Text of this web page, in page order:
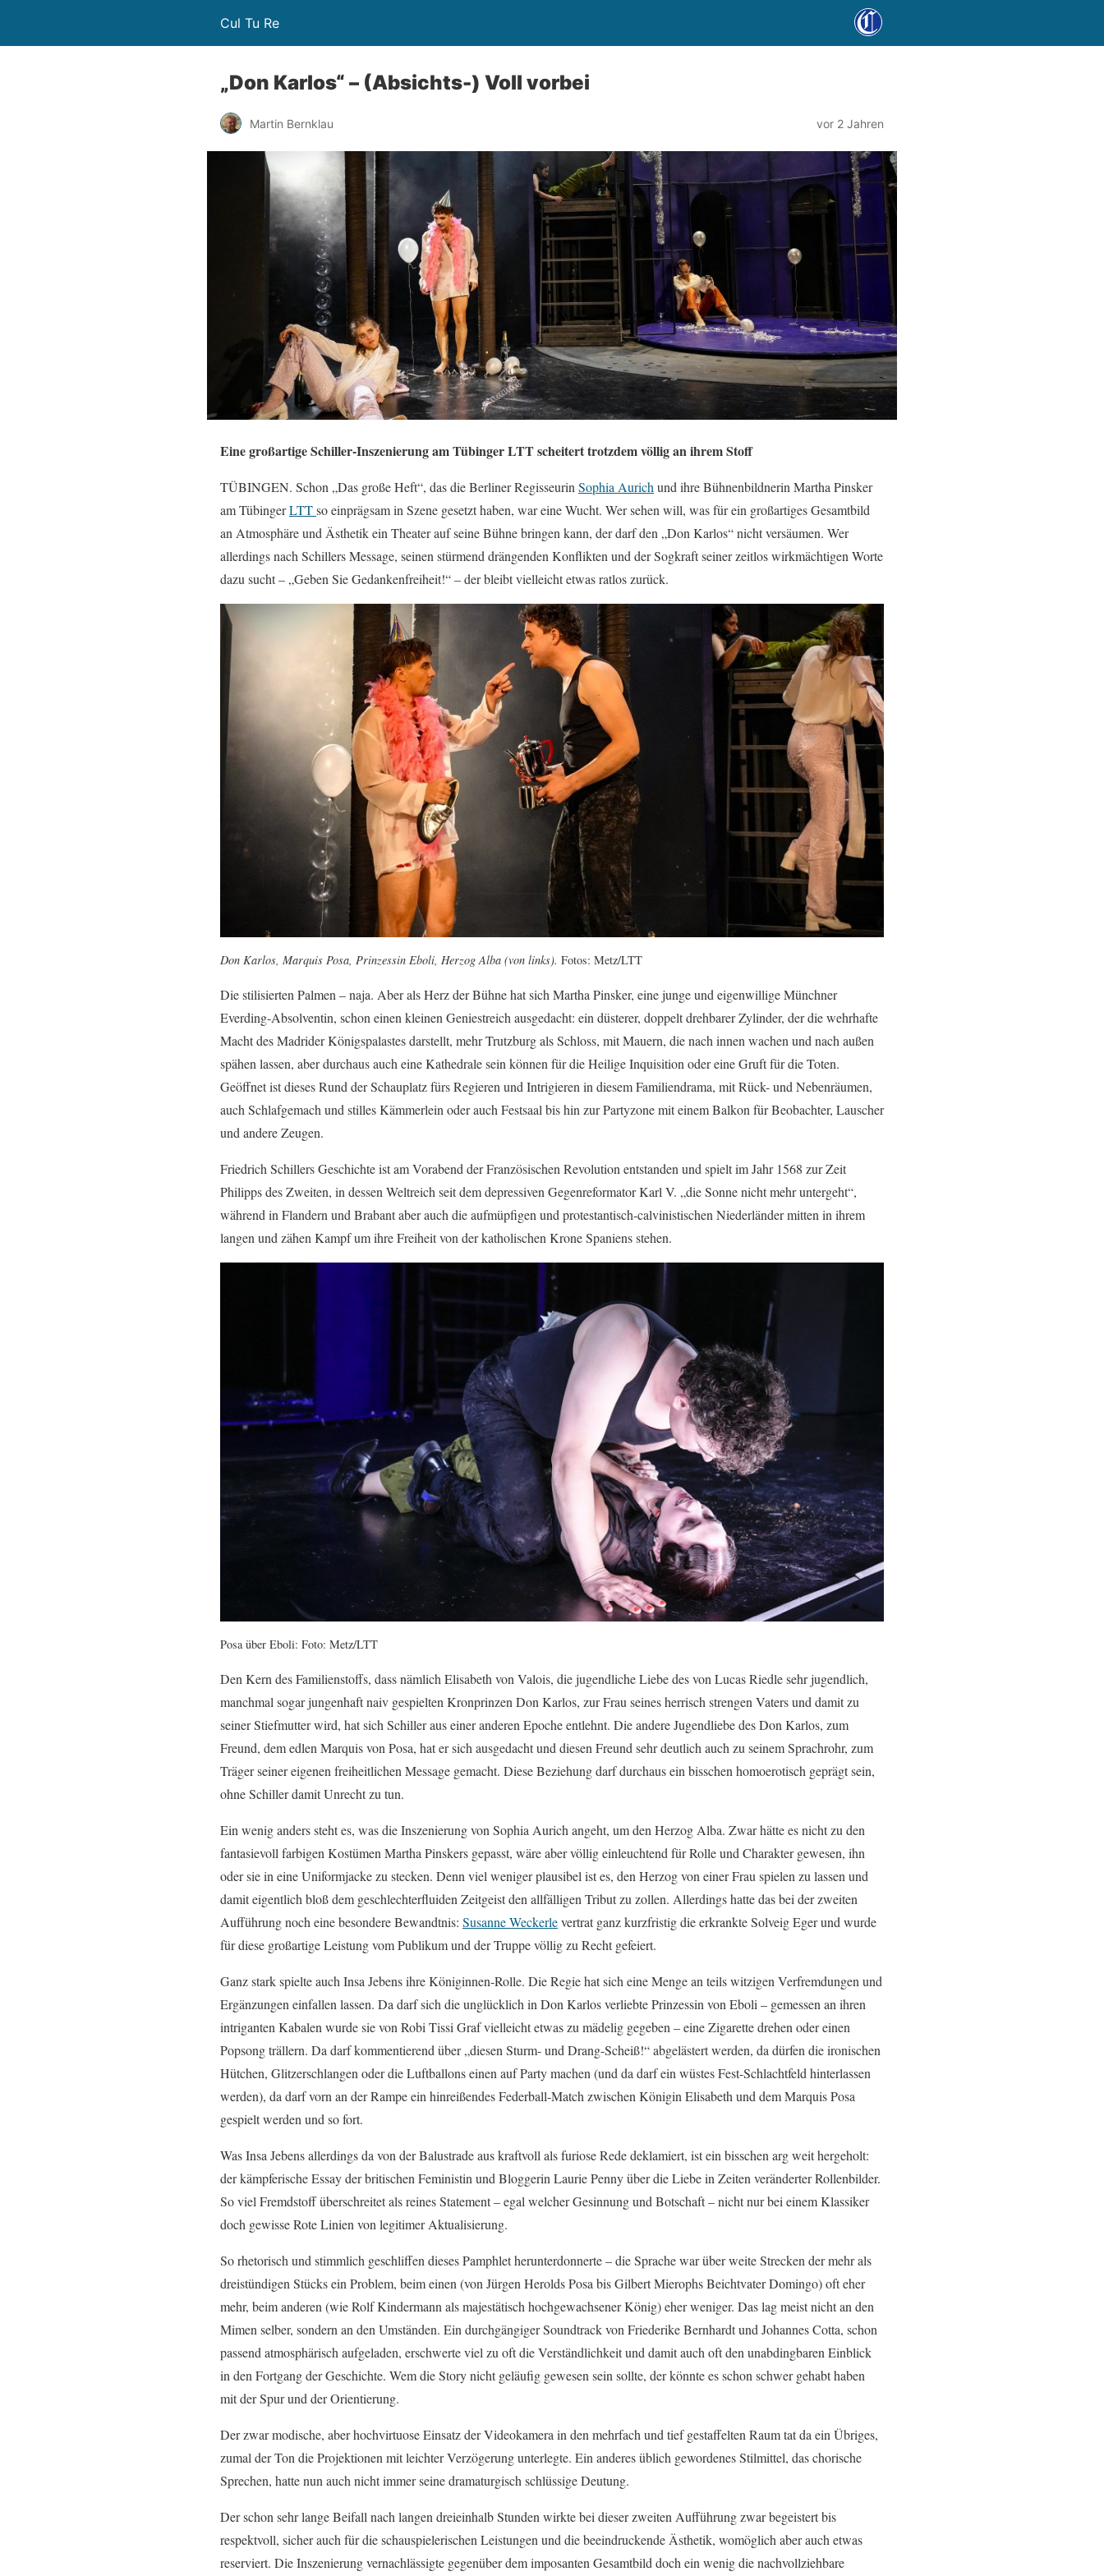
Cul Tu Re
„Don Karlos“ – (Absichts-) Voll vorbei
Martin Bernklau vor 2 Jahren
Eine großartige Schiller-Inszenierung am Tübinger LTT scheitert trotzdem völlig an ihrem Stoff
TÜBINGEN. Schon „Das große Heft“, das die Berliner Regisseurin Sophia Aurich und ihre Bühnenbildnerin Martha Pinsker
am TübingerLTTso einprägsam in Szene gesetzt haben, war eine Wucht. Wer sehen will, was für ein großartiges Gesamtbild
an Atmosphäre und Ästhetik ein Theater auf seine Bühne bringen kann, der darf den „Don Karlos“ nicht versäumen. Wer
allerdings nach Schillers Message, seinen stürmend drängenden Konflikten und der Sogkraft seiner zeitlos wirkmächtigen Worte
dazu sucht – „Geben Sie Gedankenfreiheit!“ – der bleibt vielleicht etwas ratlos zurück.
Don Karlos, Marquis Posa, Prinzessin Eboli, Herzog Alba (von links). Fotos: Metz/LTT
Die stilisierten Palmen – naja. Aber als Herz der Bühne hat sich Martha Pinsker, eine junge und eigenwillige Münchner
Everding-Absolventin, schon einen kleinen Geniestreich ausgedacht: ein düsterer, doppelt drehbarer Zylinder, der die wehrhafte
Macht des Madrider Königspalastes darstellt, mehr Trutzburg als Schloss, mit Mauern, die nach innen wachen und nach außen
spähen lassen, aber durchaus auch eine Kathedrale sein können für die Heilige Inquisition oder eine Gruft für die Toten.
Geöffnet ist dieses Rund der Schauplatz fürs Regieren und Intrigieren in diesem Familiendrama, mit Rück- und Nebenräumen,
auch Schlafgemach und stilles Kämmerlein oder auch Festsaal bis hin zur Partyzone mit einem Balkon für Beobachter, Lauscher
und andere Zeugen.
Friedrich Schillers Geschichte ist am Vorabend der Französischen Revolution entstanden und spielt im Jahr 1568 zur Zeit
Philipps des Zweiten, in dessen Weltreich seit dem depressiven Gegenreformator Karl V. „die Sonne nicht mehr untergeht“,
während in Flandern und Brabant aber auch die aufmüpfigen und protestantisch-calvinistischen Niederländer mitten in ihrem
langen und zähen Kampf um ihre Freiheit von der katholischen Krone Spaniens stehen.
Posa über Eboli: Foto: Metz/LTT
Den Kern des Familienstoffs, dass nämlich Elisabeth von Valois, die jugendliche Liebe des von Lucas Riedle sehr jugendlich,
manchmal sogar jungenhaft naiv gespielten Kronprinzen Don Karlos, zur Frau seines herrisch strengen Vaters und damit zu
seiner Stiefmutter wird, hat sich Schiller aus einer anderen Epoche entlehnt. Die andere Jugendliebe des Don Karlos, zum
Freund, dem edlen Marquis von Posa, hat er sich ausgedacht und diesen Freund sehr deutlich auch zu seinem Sprachrohr, zum
Träger seiner eigenen freiheitlichen Message gemacht. Diese Beziehung darf durchaus ein bisschen homoerotisch geprägt sein,
ohne Schiller damit Unrecht zu tun.
Ein wenig anders steht es, was die Inszenierung von Sophia Aurich angeht, um den Herzog Alba. Zwar hätte es nicht zu den
fantasievoll farbigen Kostümen Martha Pinskers gepasst, wäre aber völlig einleuchtend für Rolle und Charakter gewesen, ihn
oder sie in eine Uniformjacke zu stecken. Denn viel weniger plausibel ist es, den Herzog von einer Frau spielen zu lassen und
damit eigentlich bloß dem geschlechterfluiden Zeitgeist den allfälligen Tribut zu zollen. Allerdings hatte das bei der zweiten
Aufführung noch eine besondere Bewandtnis: Susanne Weckerlevertrat ganz kurzfristig die erkrankte Solveig Eger und wurde
für diese großartige Leistung vom Publikum und der Truppe völlig zu Recht gefeiert.
Ganz stark spielte auch Insa Jebens ihre Königinnen-Rolle. Die Regie hat sich eine Menge an teils witzigen Verfremdungen und
Ergänzungen einfallen lassen. Da darf sich die unglücklich in Don Karlos verliebte Prinzessin von Eboli – gemessen an ihren
intriganten Kabalen wurde sie von Robi Tissi Graf vielleicht etwas zu mädelig gegeben – eine Zigarette drehen oder einen
Popsong trällern. Da darf kommentierend über „diesen Sturm- und Drang-Scheiß!“ abgelästert werden, da dürfen die ironischen
Hütchen, Glitzerschlangen oder die Luftballons einen auf Party machen (und da darf ein wüstes Fest-Schlachtfeld hinterlassen
werden), da darf vorn an der Rampe ein hinreißendes Federball-Match zwischen Königin Elisabeth und dem Marquis Posa
gespielt werden und so fort.
Was Insa Jebens allerdings da von der Balustrade aus kraftvoll als furiose Rede deklamiert, ist ein bisschen arg weit hergeholt:
der kämpferische Essay der britischen Feministin und Bloggerin Laurie Penny über die Liebe in Zeiten veränderter Rollenbilder.
So viel Fremdstoff überschreitet als reines Statement – egal welcher Gesinnung und Botschaft – nicht nur bei einem Klassiker
doch gewisse Rote Linien von legitimer Aktualisierung.
So rhetorisch und stimmlich geschliffen dieses Pamphlet herunterdonnerte – die Sprache war über weite Strecken der mehr als
dreistündigen Stücks ein Problem, beim einen (von Jürgen Herolds Posa bis Gilbert Mierophs Beichtvater Domingo) oft eher
mehr, beim anderen (wie Rolf Kindermann als majestätisch hochgewachsener König) eher weniger. Das lag meist nicht an den
Mimen selber, sondern an den Umständen. Ein durchgängiger Soundtrack von Friederike Bernhardt und Johannes Cotta, schon
passend atmosphärisch aufgeladen, erschwerte viel zu oft die Verständlichkeit und damit auch oft den unabdingbaren Einblick
in den Fortgang der Geschichte. Wem die Story nicht geläufig gewesen sein sollte, der könnte es schon schwer gehabt haben
mit der Spur und der Orientierung.
Der zwar modische, aber hochvirtuose Einsatz der Videokamera in den mehrfach und tief gestaffelten Raum tat da ein Übriges,
zumal der Ton die Projektionen mit leichter Verzögerung unterlegte. Ein anderes üblich gewordenes Stilmittel, das chorische
Sprechen, hatte nun auch nicht immer seine dramaturgisch schlüssige Deutung.
Der schon sehr lange Beifall nach langen dreieinhalb Stunden wirkte bei dieser zweiten Aufführung zwar begeistert bis
respektvoll, sicher auch für die schauspielerischen Leistungen und die beeindruckende Ästhetik, womöglich aber auch etwas
reserviert. Die Inszenierung vernachlässigte gegenüber dem imposanten Gesamtbild doch ein wenig die nachvollziehbare